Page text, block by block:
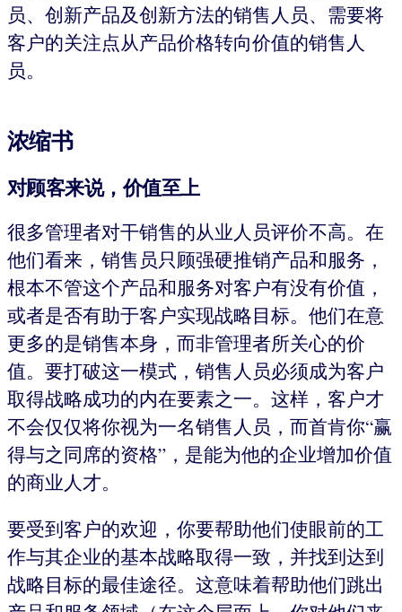
员、创新产品及创新方法的销售人员、需要将
客户的关注点从产品价格转向价值的销售人
员。
浓缩书
对顾客来说，价值至上
很多管理者对干销售的从业人员评价不高。在
他们看来，销售员只顾强硬推销产品和服务，
根本不管这个产品和服务对客户有没有价值，
或者是否有助于客户实现战略目标。他们在意
更多的是销售本身，而非管理者所关心的价
值。要打破这一模式，销售人员必须成为客户
取得战略成功的内在要素之一。这样，客户才
不会仅仅将你视为一名销售人员，而首肯你“赢
得与之同席的资格”，是能为他的企业增加价值
的商业人才。
要受到客户的欢迎，你要帮助他们使眼前的工
作与其企业的基本战略取得一致，并找到达到
战略目标的最佳途径。这意味着帮助他们跳出